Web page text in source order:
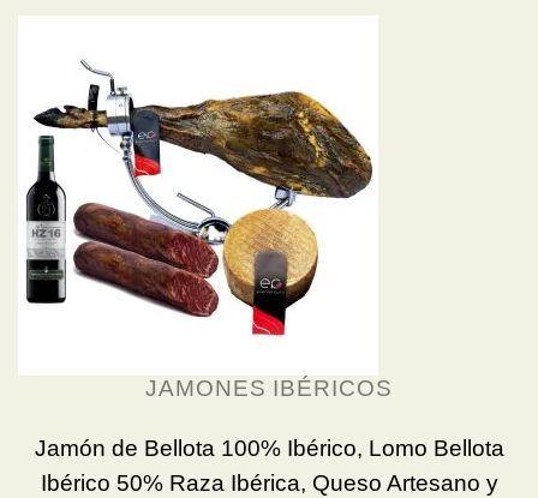
JAMONES IBÉRICOS
Jamón de Bellota 100% Ibérico, Lomo Bellota
Ibérico 50% Raza Ibérica, Queso Artesano y